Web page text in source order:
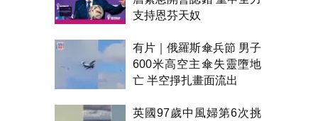
支持恩芬天奴
有片｜俄羅斯傘兵節 男子
600米高空主傘失靈墮地
亡 半空掙扎畫面流出
英國97歲中風婦第6次挑